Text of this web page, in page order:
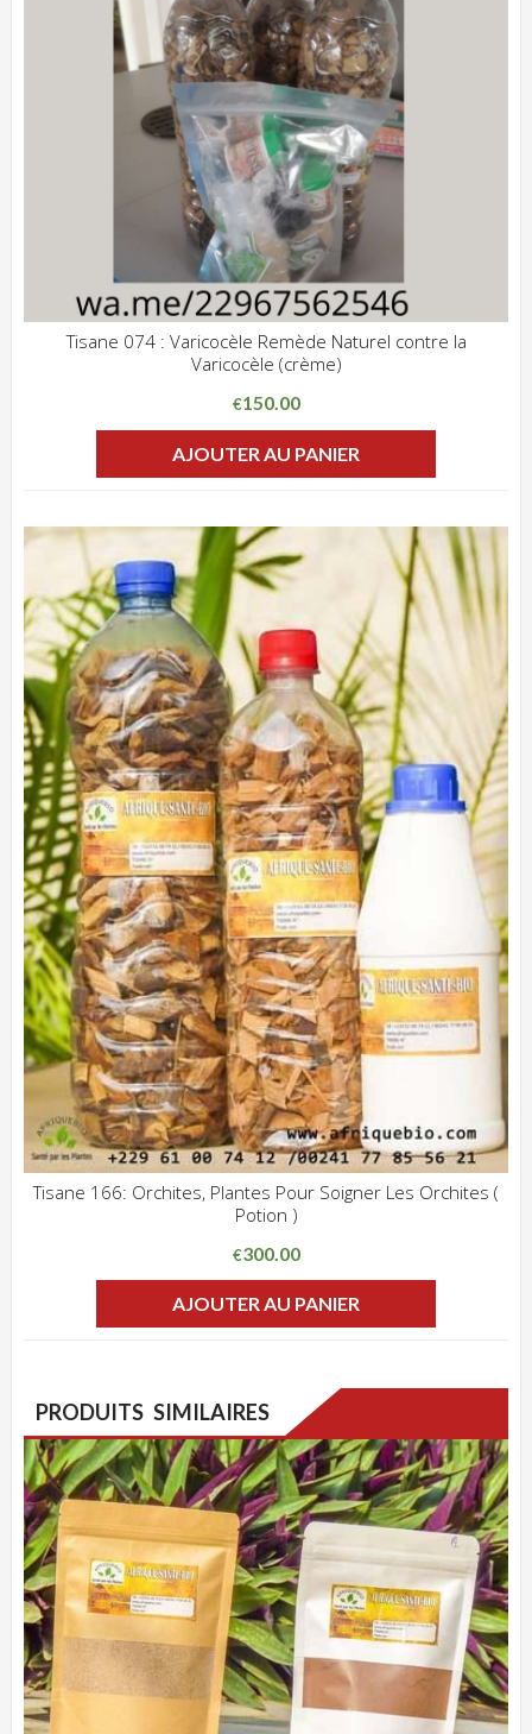
Tisane 074 : Varicocèle Remède Naturel contre la
Varicocèle (crème)
€150.00
AJOUTER AU PANIER
Tisane 166: Orchites, Plantes Pour Soigner Les Orchites (
Potion )
€300.00
AJOUTER AU PANIER
PRODUITS SIMILAIRES